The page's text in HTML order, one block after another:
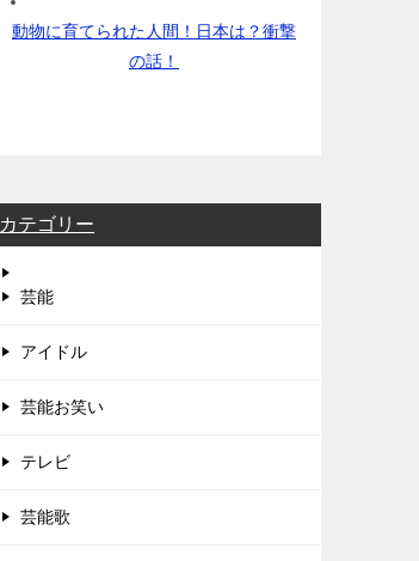
動物に育てられた人間！日本は？衝撃
の話！
カテゴリー
芸能
アイドル
芸能お笑い
テレビ
芸能歌